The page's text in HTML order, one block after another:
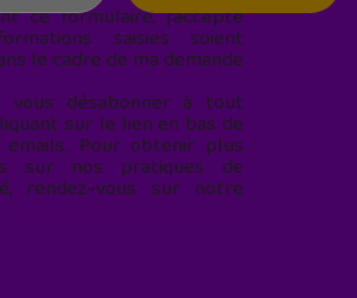
ce formulaire, j’accepte
saisies soient
le cadre de ma demande
vous désabonner à tout
sur le lien en bas de
Pour obtenir plus
sur nos pratiques de
rendez-vous sur notre